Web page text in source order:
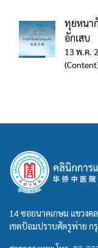
ทุยหนา
อักเสบ
13 พ.ค.
14 ซอยนาคเกษม แขวงค
เขตป้อมปราบศัตรูพ่าย ก